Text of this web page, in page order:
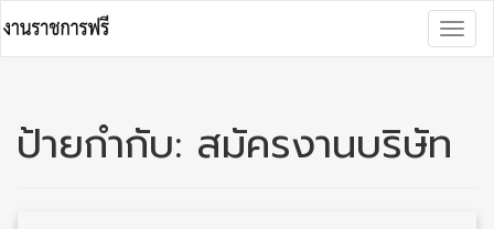
to
content
ป้ายกำกับ: สมัครงานบริษัท